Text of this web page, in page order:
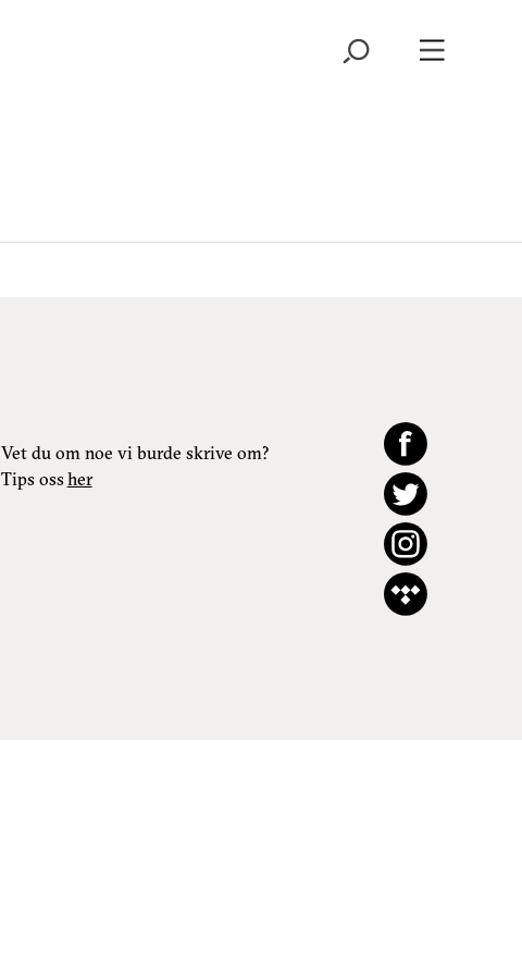
Vet du om noe vi burde skrive om?
Tips ossher